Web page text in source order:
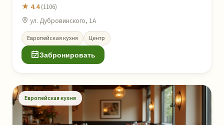
★ 4.4(1106)
ул. Дубровинского, 1А
Европейская кухня Центр
Забронировать
Европейская кухня